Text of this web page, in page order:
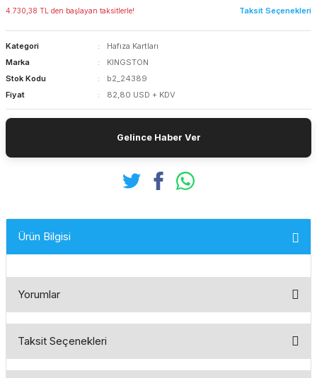
4.730,38 TL den başlayan taksitlerle! Taksit Seçenekleri
Kategori
Hafıza Kartları
Marka
KINGSTON
Stok Kodu
b2_24389
Fiyat
82,80 USD + KDV
Gelince Haber Ver
Ürün Bilgisi
Yorumlar
Taksit Seçenekleri